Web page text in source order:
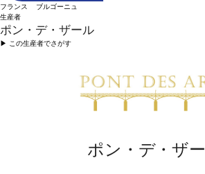
フランス ブルゴーニュ
生産者
ポン・デ・ザール
▶︎ この生産者でさがす
ポン・デ・ザ